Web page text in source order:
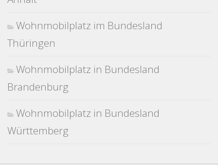
Wohnmobilplatz im Bundesland
Thüringen
Wohnmobilplatz in Bundesland
Brandenburg
Wohnmobilplatz in Bundesland
Württemberg